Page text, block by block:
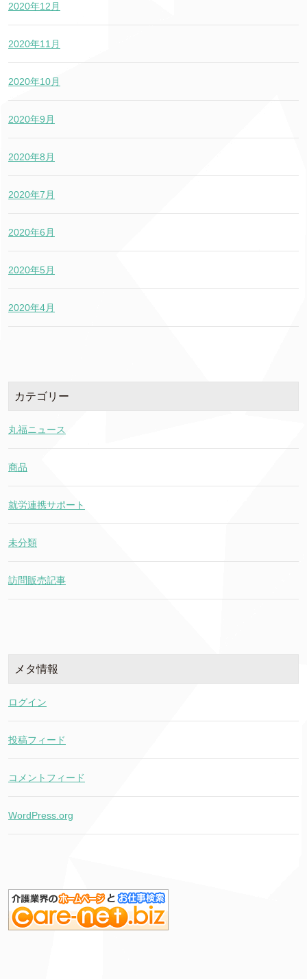
2020年12月
2020年11月
2020年10月
2020年9月
2020年8月
2020年7月
2020年6月
2020年5月
2020年4月
カテゴリー
丸福ニュース
商品
就労連携サポート
未分類
訪問販売記事
メタ情報
ログイン
投稿フィード
コメントフィード
WordPress.org